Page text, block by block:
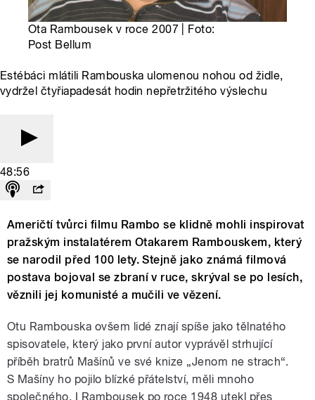
Ota Rambousek v roce 2007 | Foto:
Post Bellum
Estébáci mlátili Rambouska ulomenou nohou od židle,
vydržel čtyřiapadesát hodin nepřetržitého výslechu
48:56
Američtí tvůrci filmu Rambo se klidně mohli inspirovat
pražským instalatérem Otakarem Rambouskem, který
se narodil před 100 lety. Stejně jako známá filmová
postava bojoval se zbraní v ruce, skrýval se po lesích,
věznili jej komunisté a mučili ve vězení.
Otu Rambouska ovšem lidé znají spíše jako tělnatého
spisovatele, který jako první autor vyprávěl strhující
příběh bratrů Mašínů ve své knize „Jenom ne strach“.
S Mašíny ho pojilo blízké přátelství, měli mnoho
společného. I Rambousek po roce 1948 utekl přes